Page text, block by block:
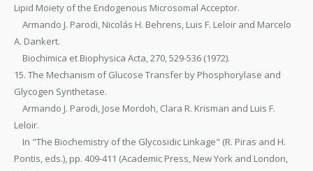
Lipid Moiety of the Endogenous Microsomal Acceptor.
Armando J. Parodi, Nicolás H. Behrens, Luis F. Leloir and Marcelo
A. Dankert.
Biochimica et Biophysica Acta, 270, 529-536 (1972).
15. The Mechanism of Glucose Transfer by Phosphorylase and
Glycogen Synthetase.
Armando J. Parodi, Jose Mordoh, Clara R. Krisman and Luis F.
Leloir.
In "The Biochemistry of the Glycosidic Linkage" (R. Piras and H.
Pontis, eds.), pp. 409-411 (Academic Press, New York and London,